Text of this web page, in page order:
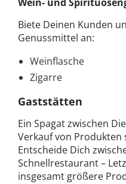
Biete Deinen Kunden
Genussmittel an:
Weinflasche
Zigarre
Gaststätten
Ein Spagat zwischen
Verkauf von
Entscheide Dich
Schnellrestaurant –
insgesamt größere